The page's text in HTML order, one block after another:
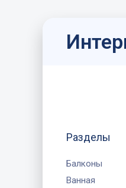
Разделы
Балконы
Ванная